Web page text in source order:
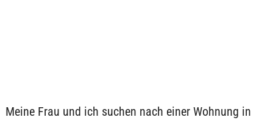
Meine Frau und ich suchen nach einer Wohnung in